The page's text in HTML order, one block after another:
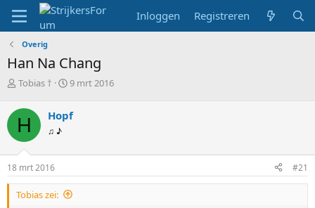
Inloggen Registreren
Overig
Han Na Chang
T
p
i
c
s
t
a
r
t
Tobias †
S
r
a
u
m
9 mrt 2016
H Hopf
♫ ♪
18 mrt 2016 #21
Tobias zei: